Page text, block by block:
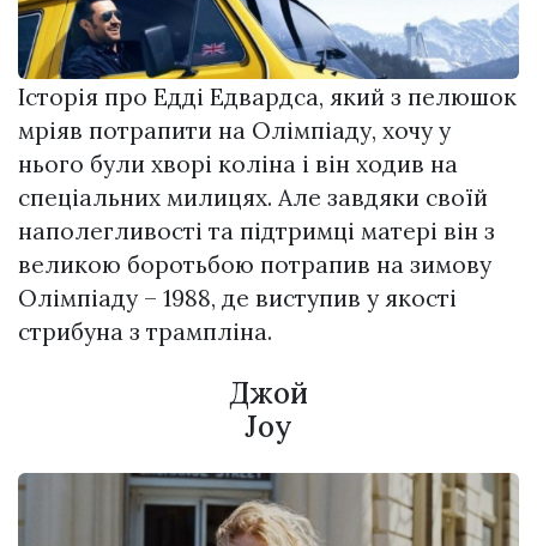
Історія про Едді Едвардса, який з пелюшок
мріяв потрапити на Олімпіаду, хочу у
нього були хворі коліна і він ходив на
спеціальних милицях. Але завдяки своїй
наполегливості та підтримці матері він з
великою боротьбою потрапив на зимову
Олімпіаду – 1988, де виступив у якості
стрибуна з трампліна.
Джой
Joy